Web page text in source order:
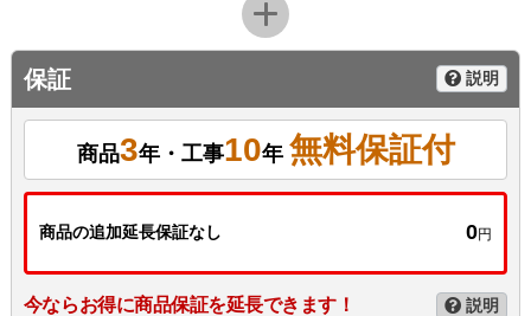
保証 説明
商品3年・工事10年 無料保証付
商品の追加延長保証なし 0円
今ならお得に商品保証を延長できます！ 説明